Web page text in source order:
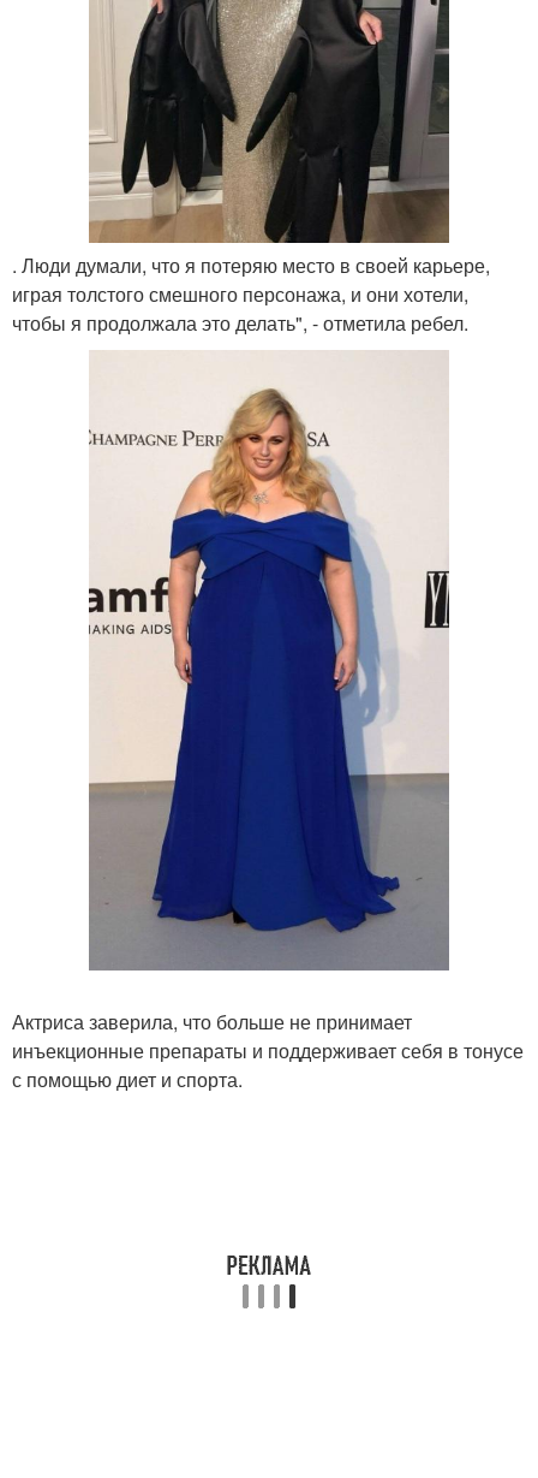
. Люди думали, что я потеряю место в своей карьере,
играя толстого смешного персонажа, и они хотели,
чтобы я продолжала это делать", - отметила ребел.
Актриса заверила, что больше не принимает
инъекционные препараты и поддерживает себя в тонусе
с помощью диет и спорта.